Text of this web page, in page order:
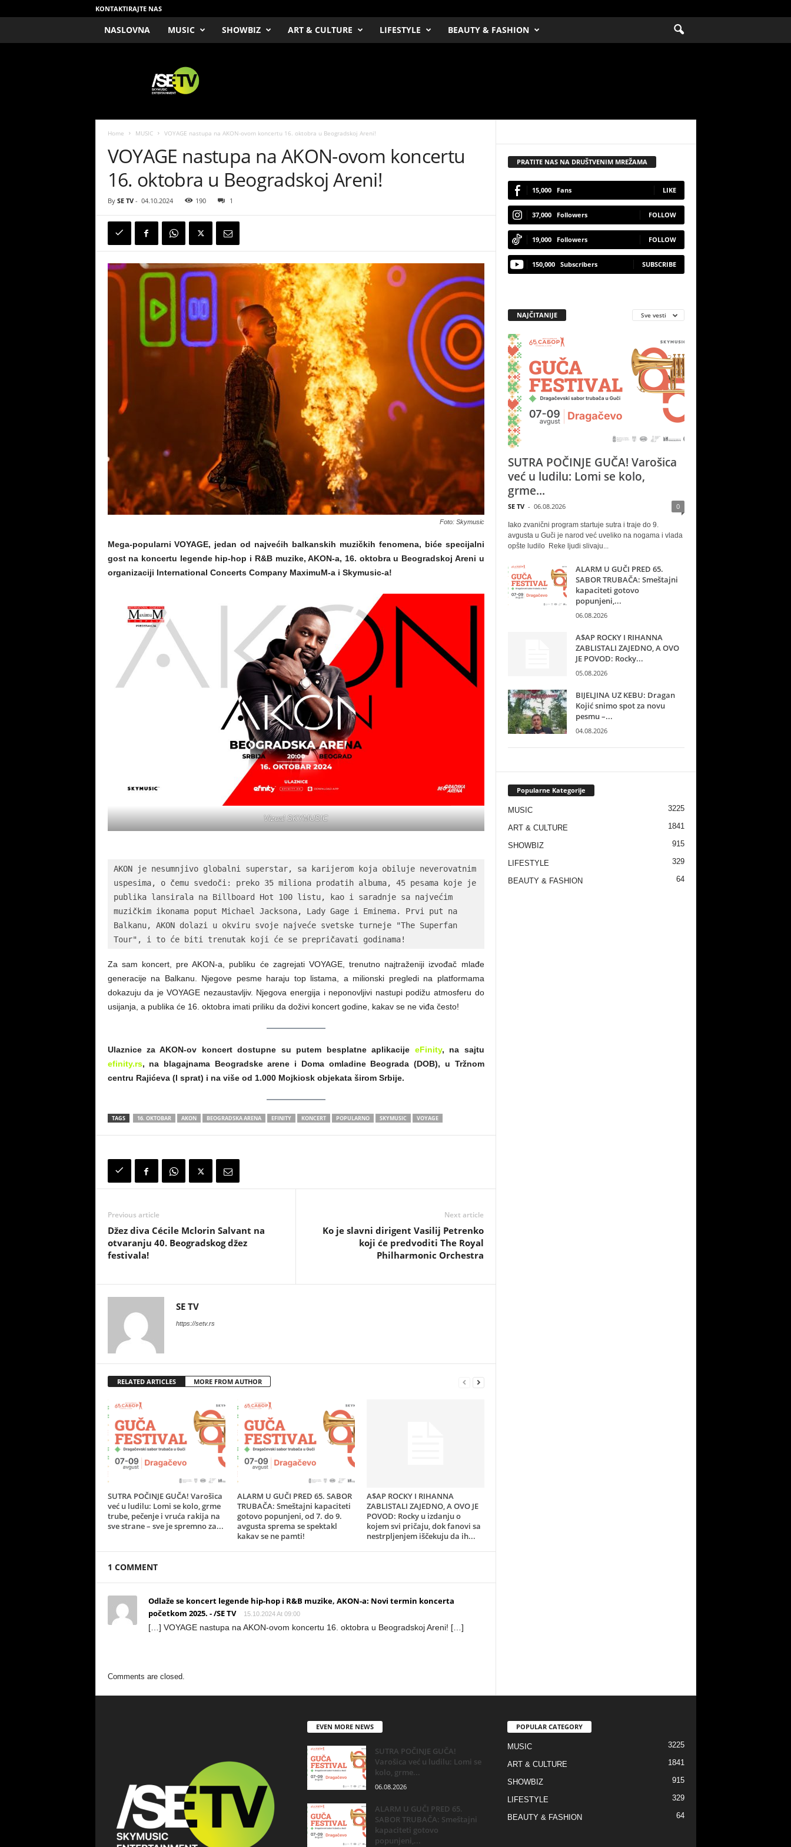
KONTAKTIRAJTE NAS
NASLOVNA MUSIC SHOWBIZ ART & CULTURE LIFESTYLE BEAUTY & FASHION
Home MUSIC VOYAGE nastupa na AKON-ovom koncertu 16. oktobra u Beogradskoj Areni!
VOYAGE nastupa na AKON-ovom koncertu
16. oktobra u Beogradskoj Areni!
By SE TV- 04.10.2024 190 1
Foto: Skymusic
Mega-popularni VOYAGE, jedan od najvećih balkanskih muzičkih fenomena, biće specijalni
gost na koncertu legende hip-hop i R&B muzike, AKON-a, 16. oktobra u Beogradskoj Areni u
organizaciji International Concerts Company MaximuM-a i Skymusic-a!
Vizual SKYMUSIC
AKON je nesumnjivo globalni superstar, sa karijerom koja obiluje neverovatnim
uspesima, o čemu svedoči: preko 35 miliona prodatih albuma, 45 pesama koje je
publika lansirala na Billboard Hot 100 listu, kao i saradnje sa najvećim
muzičkim ikonama poput Michael Jacksona, Lady Gage i Eminema. Prvi put na
Balkanu, AKON dolazi u okviru svoje najveće svetske turneje "The Superfan
Tour", i to će biti trenutak koji će se prepričavati godinama!
Za sam koncert, pre AKON-a, publiku će zagrejati VOYAGE, trenutno najtraženiji izvođač mlađe
generacije na Balkanu. Njegove pesme haraju top listama, a milionski pregledi na platformama
dokazuju da je VOYAGE nezaustavljiv. Njegova energija i neponovljivi nastupi podižu atmosferu do
usijanja, a publika će 16. oktobra imati priliku da doživi koncert godine, kakav se ne viđa često!
Ulaznice za AKON-ov koncert dostupne su putem besplatne aplikacije eFinity, na sajtu
efinity.rs, na blagajnama Beogradske arene i Doma omladine Beograda (DOB), u Tržnom
centru Rajićeva (I sprat) i na više od 1.000 Mojkiosk objekata širom Srbije.
TAGS 16. OKTOBAR AKON BEOGRADSKA ARENA EFINITY KONCERT POPULARNO SKYMUSIC VOYAGE
Previous article
Džez diva Cécile Mclorin Salvant na
otvaranju 40. Beogradskog džez
festivala!
Next article
Ko je slavni dirigent Vasilij Petrenko
koji će predvoditi The Royal
Philharmonic Orchestra
SE TV
https://setv.rs
RELATED ARTICLES MORE FROM AUTHOR
SUTRA POČINJE GUČA! Varošica
već u ludilu: Lomi se kolo, grme
trube, pečenje i vruća rakija na
sve strane – sve je spremno za...
ALARM U GUČI PRED 65. SABOR
TRUBAČA: Smeštajni kapaciteti
gotovo popunjeni, od 7. do 9.
avgusta sprema se spektakl
kakav se ne pamti!
A$AP ROCKY I RIHANNA
ZABLISTALI ZAJEDNO, A OVO JE
POVOD: Rocky u izdanju o
kojem svi pričaju, dok fanovi sa
nestrpljenjem iščekuju da ih...
1 COMMENT
Odlaže se koncert legende hip-hop i R&B muzike, AKON-a: Novi termin koncerta
početkom 2025. - /SE TV
15.10.2024 At 09:00
[…] VOYAGE nastupa na AKON-ovom koncertu 16. oktobra u Beogradskoj Areni! […]
Comments are closed.
PRATITE NAS NA DRUŠTVENIM MREŽAMA
15,000 Fans LIKE
37,000 Followers FOLLOW
19,000 Followers FOLLOW
150,000 Subscribers SUBSCRIBE
NAJČITANIJE Sve vesti
SUTRA POČINJE GUČA! Varošica
već u ludilu: Lomi se kolo,
grme...
SE TV - 06.08.2026 0
Iako zvanični program startuje sutra i traje do 9.
avgusta u Guči je narod već uveliko na nogama i vlada
opšte ludilo Reke ljudi slivaju...
ALARM U GUČI PRED 65.
SABOR TRUBAČA: Smeštajni
kapaciteti gotovo
popunjeni,...
06.08.2026
A$AP ROCKY I RIHANNA
ZABLISTALI ZAJEDNO, A OVO
JE POVOD: Rocky...
05.08.2026
BIJELJINA UZ KEBU: Dragan
Kojić snimo spot za novu
pesmu –...
04.08.2026
Popularne Kategorije
MUSIC 3225
ART & CULTURE 1841
SHOWBIZ 915
LIFESTYLE 329
BEAUTY & FASHION 64
EVEN MORE NEWS
SUTRA POČINJE GUČA!
Varošica već u ludilu: Lomi se
kolo, grme...
06.08.2026
ALARM U GUČI PRED 65.
SABOR TRUBAČA: Smeštajni
kapaciteti gotovo
popunjeni,...
POPULAR CATEGORY
MUSIC 3225
ART & CULTURE 1841
SHOWBIZ 915
LIFESTYLE 329
BEAUTY & FASHION 64